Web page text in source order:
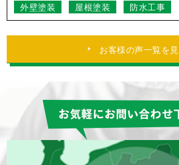
外壁塗装
屋根塗装 防水工事
お客様の声一覧を